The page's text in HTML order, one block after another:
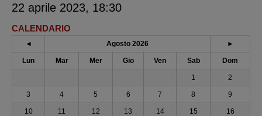
22 aprile 2023, 18:30
CALENDARIO
◄ Agosto 2026 ►
Lun Mar Mer Gio Ven Sab Dom
1 2
3 4 5 6 7 8 9
10 11 12 13 14 15 16